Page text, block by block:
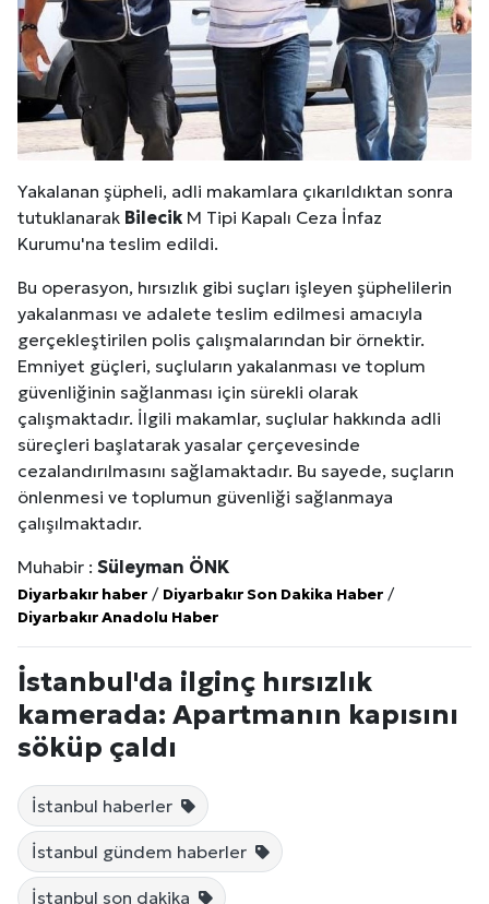
Yakalanan şüpheli, adli makamlara çıkarıldıktan sonra
tutuklanarak Bilecik M Tipi Kapalı Ceza İnfaz
Kurumu'na teslim edildi.
Bu operasyon, hırsızlık gibi suçları işleyen şüphelilerin
yakalanması ve adalete teslim edilmesi amacıyla
gerçekleştirilen polis çalışmalarından bir örnektir.
Emniyet güçleri, suçluların yakalanması ve toplum
güvenliğinin sağlanması için sürekli olarak
çalışmaktadır. İlgili makamlar, suçlular hakkında adli
süreçleri başlatarak yasalar çerçevesinde
cezalandırılmasını sağlamaktadır. Bu sayede, suçların
önlenmesi ve toplumun güvenliği sağlanmaya
çalışılmaktadır.
Muhabir : Süleyman ÖNK
Diyarbakır haber / Diyarbakır Son Dakika Haber /
Diyarbakır Anadolu Haber
İstanbul'da ilginç hırsızlık
kamerada: Apartmanın kapısını
söküp çaldı
İstanbul haberler
İstanbul gündem haberler
İstanbul son dakika